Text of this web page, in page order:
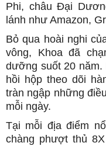
Phi, châu Đại
lánh như Amazon,
Bỏ qua hoài nghi
vông, Khoa đã
dưỡng suốt 20
hồi hộp theo dõi
tràn ngập những
mỗi ngày.
Tại mỗi địa điểm
chàng phượt thủ